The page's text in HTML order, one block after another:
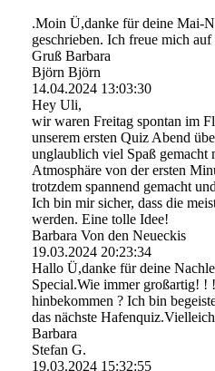
.Moin Ü,danke für deine Mai-
geschrieben. Ich freue mich
Gruß Barbara
Björn Björn
14.04.2024 13:03:30
Hey Uli,
wir waren Freitag spontan im
unserem ersten Quiz Abend
unglaublich viel Spaß gemacht
Atmosphäre von der ersten
trotzdem spannend gemacht
Ich bin mir sicher, dass die
werden. Eine tolle Idee!
Barbara Von den Neueckis
19.03.2024 20:23:34
Hallo Ü,danke für deine
Special.Wie immer großartig! !
hinbekommen ? Ich bin
das nächste
Barbara
Stefan G.
19.03.2024 15:32:55